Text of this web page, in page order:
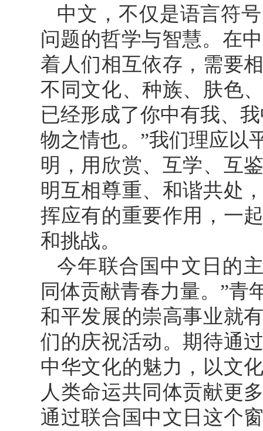
中文，不仅是语言符
问题的哲学与智慧。在
着人们相互依存，需要
不同文化、种族、肤色
已经形成了你中有我、
物之情也。”我们理应以
明，用欣赏、互学、互
明互相尊重、和谐共处
挥应有的重要作用，一
和挑战。
今年联合国中文日的
同体贡献青春力量。”青
和平发展的崇高事业就
们的庆祝活动。期待通
中华文化的魅力，以文
人类命运共同体贡献更
通过联合国中文日这个